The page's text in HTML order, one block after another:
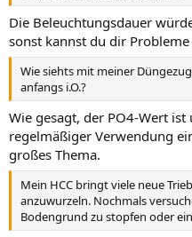
Die Beleuchtungsdauer
sonst kannst du dir
Wie siehts mit meiner
anfangs i.O.?
Wie gesagt, der PO4-Wert
regelmäßiger Verwendung
großes Thema.
Mein HCC bringt viele neue
anzuwurzeln. Nochmals
Bodengrund zu stopfen oder